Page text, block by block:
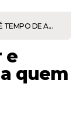
TEMPO DE A...
e
quem